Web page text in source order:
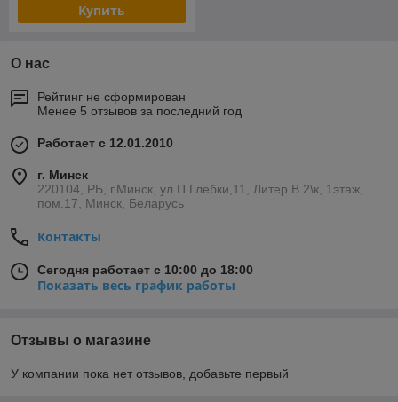
Купить
О нас
Рейтинг не сформирован
Менее 5 отзывов за последний год
Работает с 12.01.2010
г. Минск
220104, РБ, г.Минск, ул.П.Глебки,11, Литер В 2\к, 1этаж,
пом.17, Минск, Беларусь
Контакты
Сегодня работает с 10:00 до 18:00
Показать весь график работы
Отзывы о магазине
У компании пока нет отзывов, добавьте первый